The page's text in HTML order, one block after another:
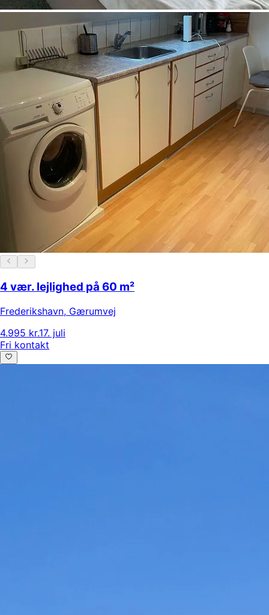
4 vær. lejlighed på 60 m²
Frederikshavn, Gærumvej
4.995 kr.17. juli
Fri kontakt